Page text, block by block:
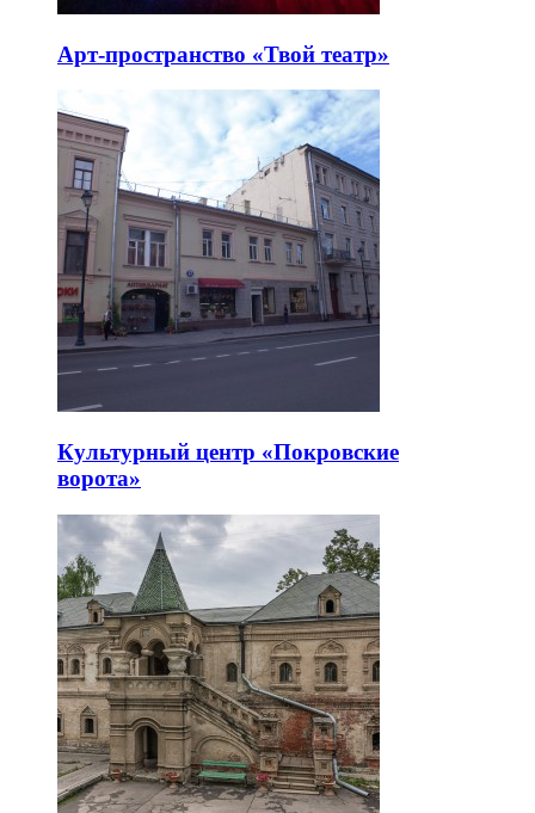
Арт-пространство «Твой театр»
Культурный центр «Покровские
ворота»